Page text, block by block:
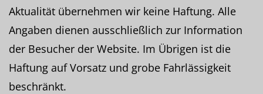
Aktualität übernehmen wir keine Haftung. Alle
Angaben dienen ausschließlich zur Information
der Besucher der Website. Im Übrigen ist die
Haftung auf Vorsatz und grobe Fahrlässigkeit
beschränkt.